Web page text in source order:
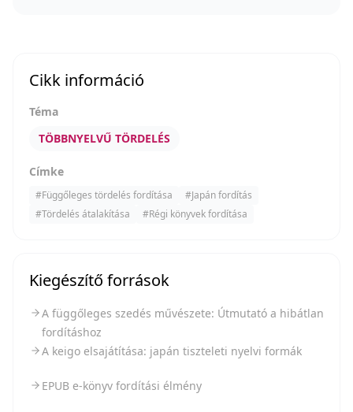
Cikk információ
Téma
TÖBBNYELVŰ TÖRDELÉS
Címke
#Függőleges tördelés fordítása #Japán fordítás
#Tördelés átalakítása #Régi könyvek fordítása
Kiegészítő források
A függőleges szedés művészete: Útmutató a hibátlan
fordításhoz
A keigo elsajátítása: japán tiszteleti nyelvi formák
EPUB e-könyv fordítási élmény